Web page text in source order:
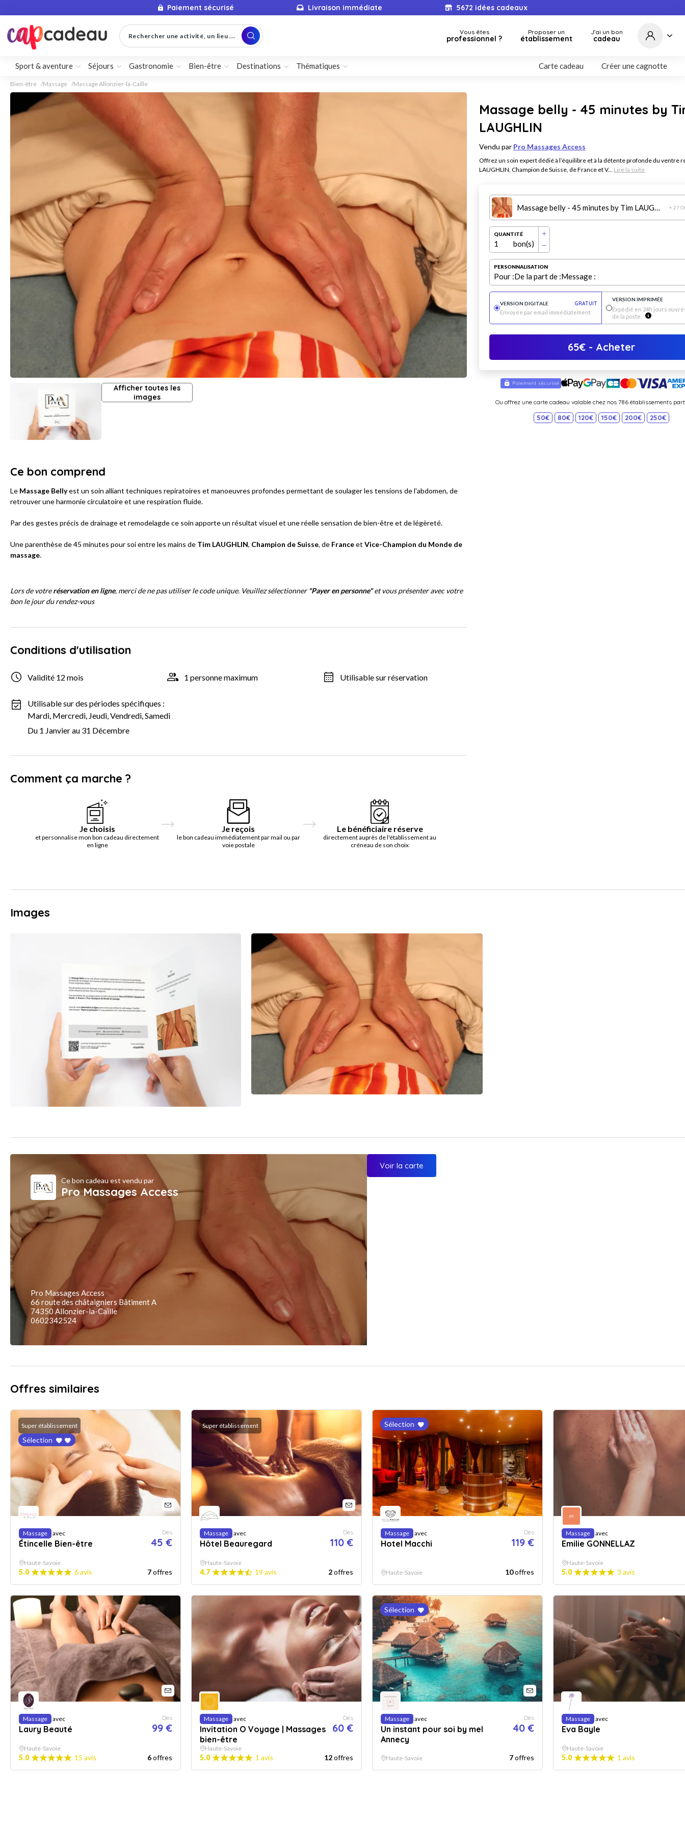
Paiement sécurisé Livraison immédiate 5672 idées cadeaux
Rechercher une activité, un lieu ... Vous êtes
professionnel ?
Proposer un
établissement
J'ai un bon
cadeau
Sport & aventure Séjours Gastronomie Bien-être Destinations Thématiques Carte cadeau Créer une cagnotte
Bien-être Massage Massage Allonzier-la-Caille
Afficher toutes les
images
Massage belly - 45 minutes by
LAUGHLIN
Vendu par Pro Massages Access
Offrez un soin expert dédié à l’équilibre et à la détente profonde du ventre
LAUGHLIN, Champion de Suisse, de France et V... Lire la suite
Massage belly - 45 minutes by Tim LAUGHLIN + 27
QUANTITÉ
1 bon(s)
PERSONNALISATION
Pour :De la part de :Message :
VERSION DIGITALE
GRATUIT
Envoyée par email immédiatement
VERSION IMPRIMÉE
Expédié en 24h jours
de la poste.
65€- Acheter
Ou offrez une carte cadeau valable chez nos 786 établissements
50€ 80€ 120€ 150€ 200€ 250€
Ce bon comprend
Le Massage Bellyest un soin alliant techniques repiratoires et manoeuvres profondes permettant de soulager les tensions de l'abdomen, de
retrouver une harmonie circulatoire et une respiration fluide.
Par des gestes précis de drainage et remodelagde ce soin apporte un résultat visuel et une réelle sensation de bien-être et de légèreté.
Une parenthèse de 45 minutes pour soi entre les mains de Tim LAUGHLIN, Champion de Suisse, de Franceet Vice-Champion du Monde de
massage.
Lors de votreréservation en ligne, merci de ne pas utiliser le code unique. Veuillez sélectionner "Payer en personne"et vous présenter avec votre
bon le jour du rendez-vous
Conditions d'utilisation
Validité 12 mois 1 personne maximum Utilisable sur réservation
Utilisable sur des périodes spécifiques :
Mardi, Mercredi, Jeudi, Vendredi, Samedi
Du 1 Janvier au 31 Décembre
Comment ça marche ?
Je choisis
et personnalise mon bon cadeau directement
en ligne
Je reçois
le bon cadeau immédiatement par mail ou par
voie postale
Le bénéficiaire réserve
directement auprès de l'établissement au
créneau de son choix
Images
Ce bon cadeau est vendu par
Pro Massages Access
Pro Massages Access
66 route des châtaigniers Bâtiment A
74350 Allonzier-la-Caille
0602342524
Voir la carte
Offres similaires
Super établissement
Sélection
Massage avec
Étincelle Bien-être
Dès
45 €
Haute-Savoie
5.0 6 avis 7offres
Super établissement
Massage avec
Hôtel Beauregard
Dès
110 €
Haute-Savoie
4.7 19 avis 2offres
Sélection
Massage avec
Hotel Macchi
Dès
119 €
Haute-Savoie 10offres
Massage avec
Emilie GONNELLAZ
Haute-Savoie
5.0 3 avis
Massage avec
Laury Beauté
Dès
99 €
Haute-Savoie
5.0 15 avis 6offres
Massage avec
Invitation O Voyage | Massages
bien-être
Dès
60 €
Haute-Savoie
5.0 1 avis 12offres
Sélection
Massage avec
Un instant pour soi by mel
Annecy
Dès
40 €
Haute-Savoie 7offres
Massage avec
Eva Bayle
Haute-Savoie
5.0 1 avis